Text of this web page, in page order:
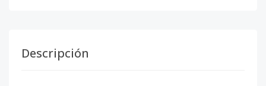
Descripción